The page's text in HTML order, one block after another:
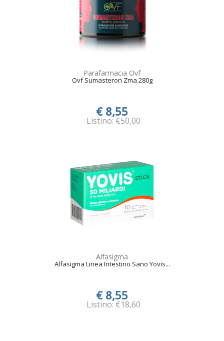
Parafarmacia Ovf
Ovf Sumasteron Zma 280g
€ 8,55
Listino: €50,00
Alfasigma
Alfasigma Linea Intestino Sano Yovis...
€ 8,55
Listino: €18,60